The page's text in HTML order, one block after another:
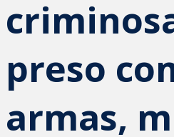
preso
armas,